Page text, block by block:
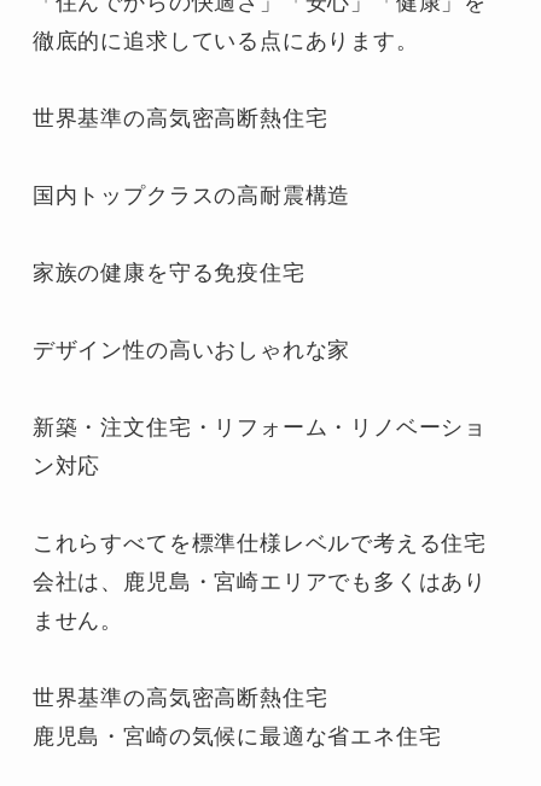
徹底的に追求している点にあります。
世界基準の高気密高断熱住宅
国内トップクラスの高耐震構造
家族の健康を守る免疫住宅
デザイン性の高いおしゃれな家
新築・注文住宅・リフォーム・リノベーショ
ン対応
これらすべてを標準仕様レベルで考える住宅
会社は、鹿児島・宮崎エリアでも多くはあり
ません。
世界基準の高気密高断熱住宅
鹿児島・宮崎の気候に最適な省エネ住宅